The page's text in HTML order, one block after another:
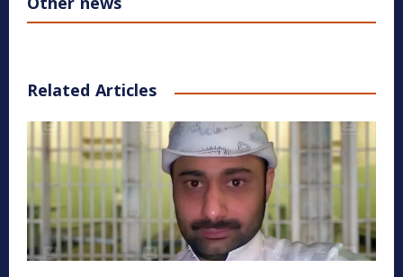
Other news
Related Articles